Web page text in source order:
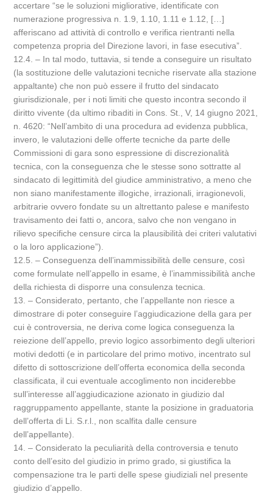
accertare “se le soluzioni migliorative, identificate con
numerazione progressiva n. 1.9, 1.10, 1.11 e 1.12, […]
afferiscano ad attività di controllo e verifica rientranti nella
competenza propria del Direzione lavori, in fase esecutiva”.
12.4. – In tal modo, tuttavia, si tende a conseguire un risultato
(la sostituzione delle valutazioni tecniche riservate alla stazione
appaltante) che non può essere il frutto del sindacato
giurisdizionale, per i noti limiti che questo incontra secondo il
diritto vivente (da ultimo ribaditi in Cons. St., V, 14 giugno 2021,
n. 4620: “Nell’ambito di una procedura ad evidenza pubblica,
invero, le valutazioni delle offerte tecniche da parte delle
Commissioni di gara sono espressione di discrezionalità
tecnica, con la conseguenza che le stesse sono sottratte al
sindacato di legittimità del giudice amministrativo, a meno che
non siano manifestamente illogiche, irrazionali, irragionevoli,
arbitrarie ovvero fondate su un altrettanto palese e manifesto
travisamento dei fatti o, ancora, salvo che non vengano in
rilievo specifiche censure circa la plausibilità dei criteri valutativi
o la loro applicazione”).
12.5. – Conseguenza dell’inammissibilità delle censure, così
come formulate nell’appello in esame, è l’inammissibilità anche
della richiesta di disporre una consulenza tecnica.
13. – Considerato, pertanto, che l’appellante non riesce a
dimostrare di poter conseguire l’aggiudicazione della gara per
cui è controversia, ne deriva come logica conseguenza la
reiezione dell’appello, previo logico assorbimento degli ulteriori
motivi dedotti (e in particolare del primo motivo, incentrato sul
difetto di sottoscrizione dell’offerta economica della seconda
classificata, il cui eventuale accoglimento non inciderebbe
sull’interesse all’aggiudicazione azionato in giudizio dal
raggruppamento appellante, stante la posizione in graduatoria
dell’offerta di Li. S.r.l., non scalfita dalle censure
dell’appellante).
14. – Considerato la peculiarità della controversia e tenuto
conto dell’esito del giudizio in primo grado, si giustifica la
compensazione tra le parti delle spese giudiziali nel presente
giudizio d’appello.